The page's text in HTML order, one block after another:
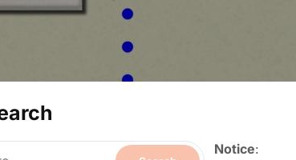
Notice: